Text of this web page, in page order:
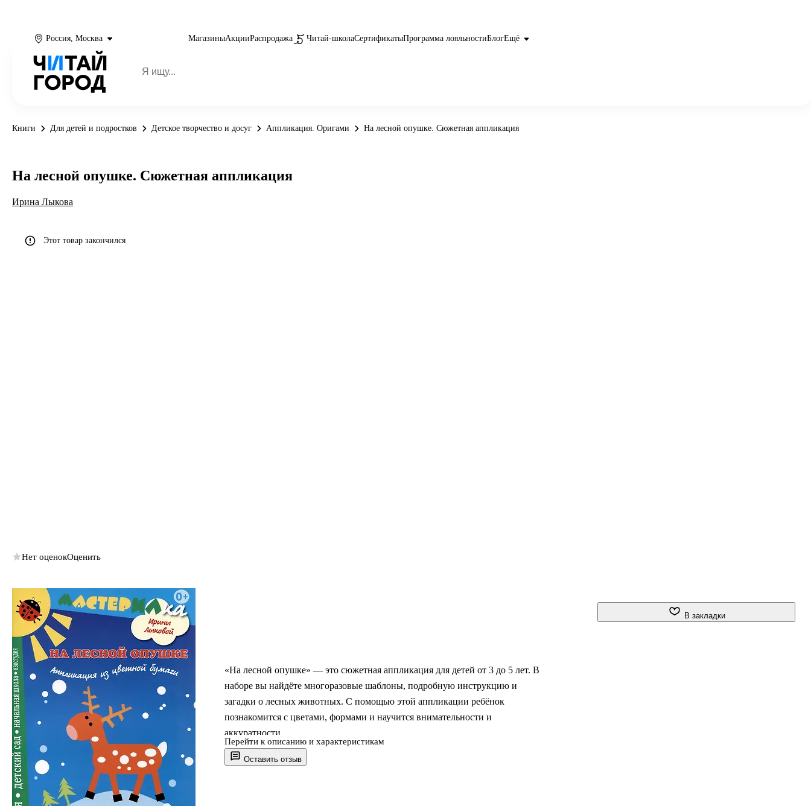
Россия, Москва МагазиныАкцииРаспродажа Читай-школаСертификатыПрограмма лояльностиБлогЕщё
Книги Для детей и подростков Детское творчество и досуг Аппликация. Оригами На лесной опушке. Сюжетная аппликация
Оставить отзыв
«На лесной опушке» — это сюжетная аппликация для детей от 3 до 5 лет. В
наборе вы найдёте многоразовые шаблоны, подробную инструкцию и
загадки о лесных животных. С помощью этой аппликации ребёнок
познакомится с цветами, формами и научится внимательности и
аккуратности.
Перейти к описанию и характеристикам
На лесной опушке. Сюжетная аппликация
Ирина Лыкова
Этот товар закончился
Нет оценокОценить
В закладки